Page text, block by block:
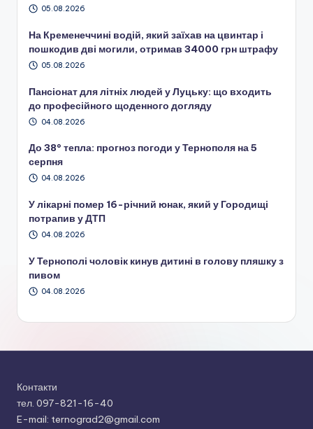
05.08.2026
На Кременеччині водій, який заїхав на цвинтар і
пошкодив дві могили, отримав 34000 грн штрафу
05.08.2026
Пансіонат для літніх людей у Луцьку: що входить
до професійного щоденного догляду
04.08.2026
До 38° тепла: прогноз погоди у Тернополя на 5
серпня
04.08.2026
У лікарні помер 16-річний юнак, який у Городищі
потрапив у ДТП
04.08.2026
У Тернополі чоловік кинув дитині в голову пляшку з
пивом
04.08.2026
Контакти
тел. 097-821-16-40
E-mail: ternograd2@gmail.com